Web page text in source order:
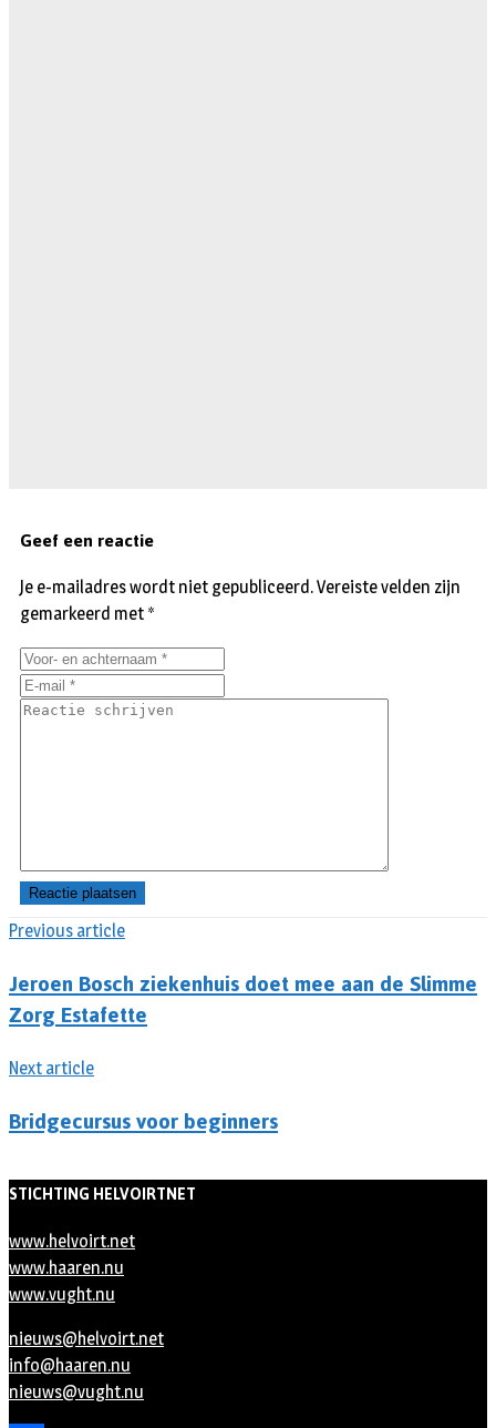
Previous article
Jeroen Bosch ziekenhuis doet mee aan de Slimme
Zorg Estafette
Next article
Bridgecursus voor beginners
Geef een reactie
Je e-mailadres wordt niet gepubliceerd.Vereiste velden zijn
gemarkeerd met *
STICHTING HELVOIRTNET
www.helvoirt.net
www.haaren.nu
www.vught.nu
nieuws@helvoirt.net
info@haaren.nu
nieuws@vught.nu